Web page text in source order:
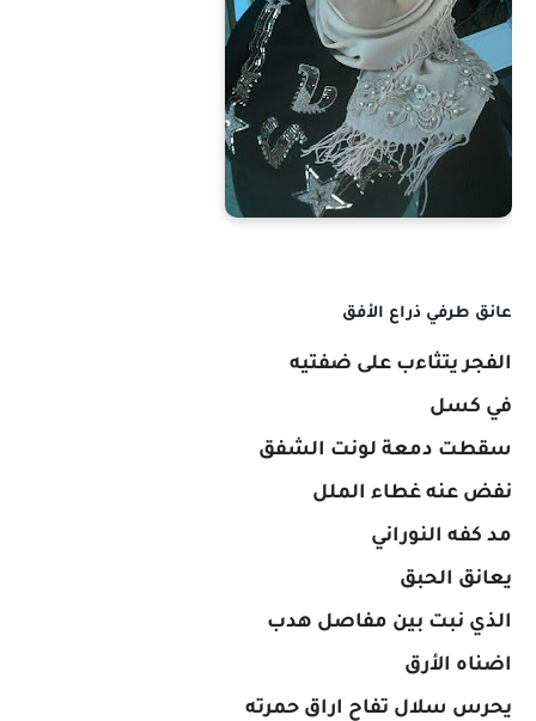
عانق طرفي ذراع الأفق
الفجر يتثاءب على ضفتيه
في كسل
سقطت دمعة لونت الشفق
نفض عنه غطاء الملل
مد كفه النوراني
يعانق الحبق
الذي نبت بين مفاصل هدب
اضناه الأرق
يحرس سلال تفاح اراق حمرته